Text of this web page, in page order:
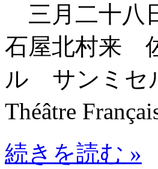
三月二十
石屋北村来
ル サンミセ
Théâtre
続きを読む »